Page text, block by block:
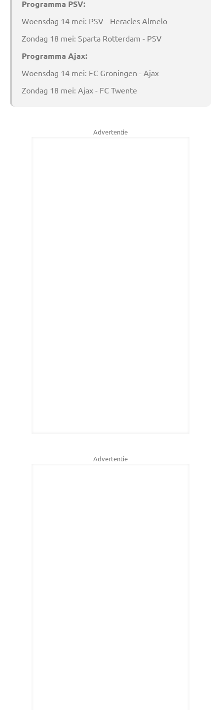
Programma PSV:
Woensdag 14 mei: PSV - Heracles Almelo
Zondag 18 mei: Sparta Rotterdam - PSV
Programma Ajax:
Woensdag 14 mei: FC Groningen - Ajax
Zondag 18 mei: Ajax - FC Twente
Advertentie
Advertentie